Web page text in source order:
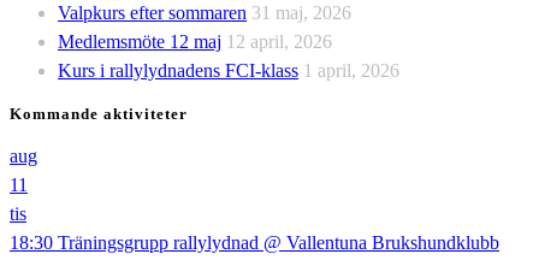
Valpkurs efter sommaren 31 maj, 2026
Medlemsmöte 12 maj 12 april, 2026
Kurs i rallylydnadens FCI-klass 1 april, 2026
Kommande aktiviteter
aug
11
tis
18:30 Träningsgrupp rallylydnad @ Vallentuna Brukshundklubb